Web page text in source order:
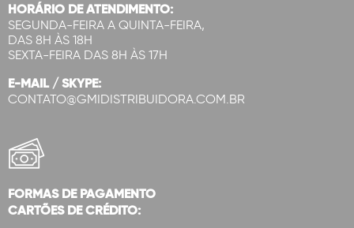
HORÁRIO DE ATENDIMENTO:
SEGUNDA-FEIRA A QUINTA-FEIRA,
DAS 8H ÀS 18H
SEXTA-FEIRA DAS 8H ÀS 17H
E-MAIL / SKYPE:
CONTATO@GMIDISTRIBUIDORA.COM.BR
FORMAS DE PAGAMENTO
CARTÕES DE CRÉDITO: